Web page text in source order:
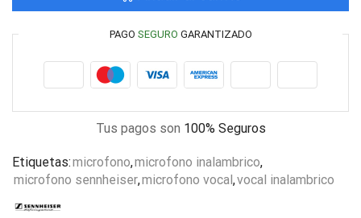
PAGO SEGURO GARANTIZADO
Tus pagos son 100% Seguros
Etiquetas:microfono,microfono inalambrico,
microfono sennheiser,microfono vocal,vocal inalambrico